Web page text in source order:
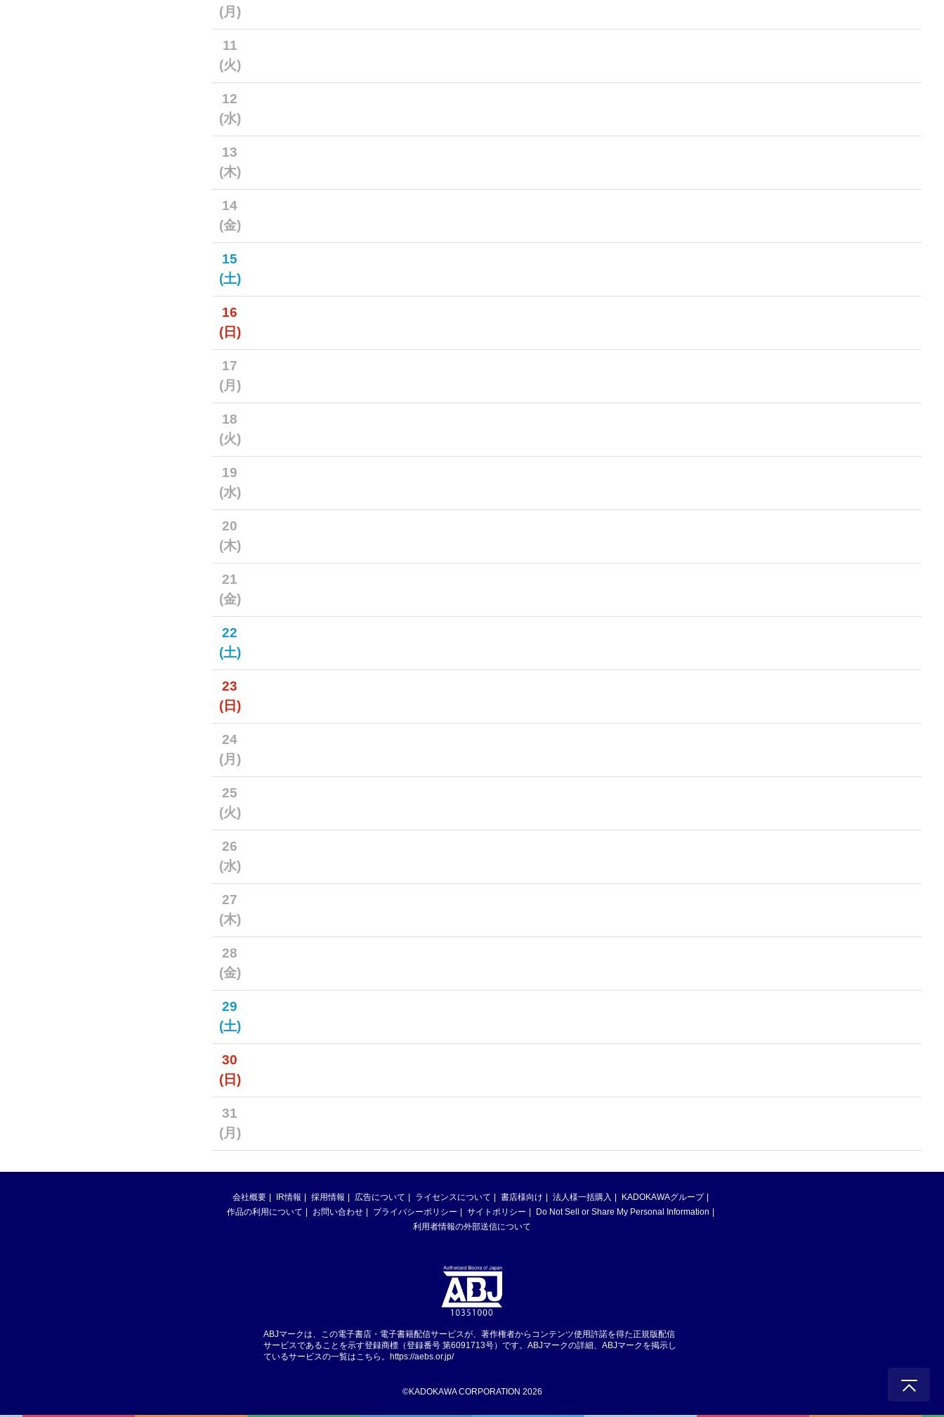
(月)
11
(火)
12
(水)
13
(木)
14
(金)
15
(土)
16
(日)
17
(月)
18
(火)
19
(水)
20
(木)
21
(金)
22
(土)
23
(日)
24
(月)
25
(火)
26
(水)
27
(木)
28
(金)
29
(土)
30
(日)
31
(月)
会社概要 IR情報 採用情報 広告について ライセンスについて 書店様向け 法人様一括購入
KADOKAWAグループ
作品の利用について
お問い合わせ プライバシーポリシー サイトポリシー
Do Not Sell or Share My Personal Information
利用者情報の外部送信について
ABJマークは、この電子書店・電子書籍配信サービスが、著作権者からコンテンツ使用許諾を得た正規版配信
サービスであることを示す登録商標（登録番号 第6091713号）です。ABJマークの詳細、ABJマークを掲示し
ているサービスの一覧はこちら。 https://aebs.or.jp/
©KADOKAWA CORPORATION 2026